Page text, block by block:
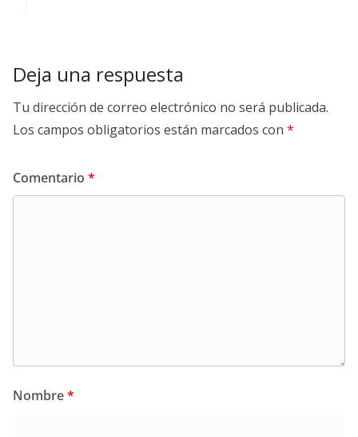
Deja una respuesta
Tu dirección de correo electrónico no será publicada.
Los campos obligatorios están marcados con *
Comentario *
Nombre*